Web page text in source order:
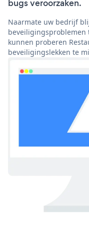
bugs veroorzaken.
Naarmate uw bedrijf
beveiligingsproblemen
kunnen proberen
beveiligingslekken te